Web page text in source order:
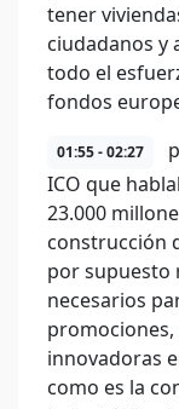
tener
ciudadanos y
todo el
fondos
01:55 - 02:27
ICO que
23.000
construcción
por supuesto
necesarios
innovadoras
como es la